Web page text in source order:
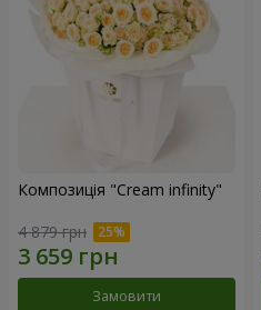
Композиція "Cream infinity"
4 879 грн
Замовити